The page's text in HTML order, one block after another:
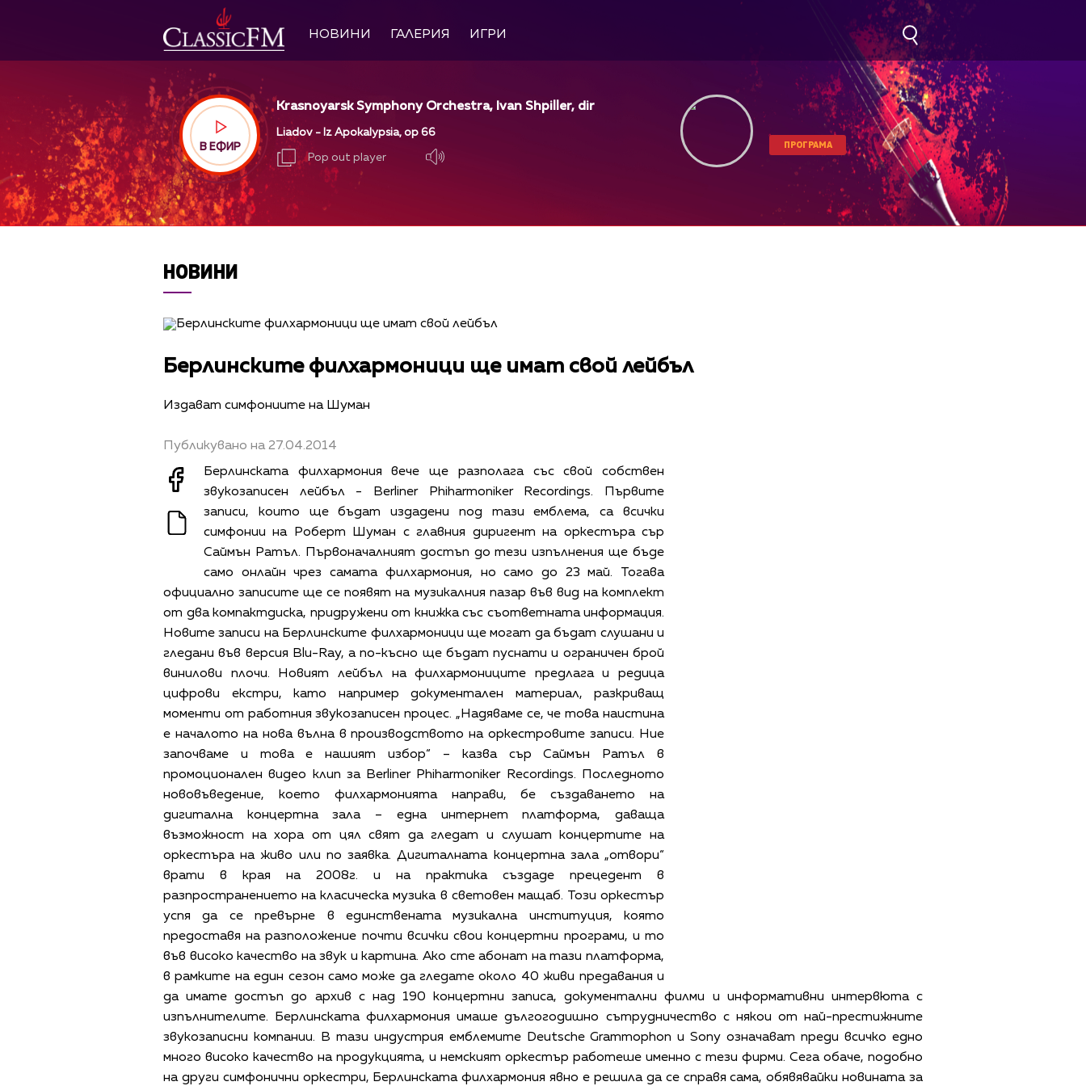
НОВИНИ ГАЛЕРИЯ ИГРИ
В ЕФИР
Krasnoyarsk Symphony Orchestra, Ivan Shpiller, dir
Liadov - Iz Apokalypsia, op 66
Pop out player
ПРОГРАМА
НОВИНИ
Берлинските филхармоници ще имат свой лейбъл
Издават симфониите на Шуман
Публикувано на 27.04.2014
Берлинската филхармония вече ще разполага със свой собствен
звукозаписен лейбъл - Berliner Phiharmoniker Recordings. Първите
записи, които ще бъдат издадени под тази емблема, са всички
симфонии на Роберт Шуман с главния диригент на оркестъра сър
Саймън Ратъл. Първоначалният достъп до тези изпълнения ще бъде
само онлайн чрез самата филхармония, но само до 23 май. Тогава
официално записите ще се появят на музикалния пазар във вид на комплект
от два компактдиска, придружени от книжка със съответната информация.
Новите записи на Берлинските филхармоници ще могат да бъдат слушани и
гледани във версия Blu-Ray, а по-късно ще бъдат пуснати и ограничен брой
винилови плочи. Новият лейбъл на филхармониците предлага и редица
цифрови екстри, като например документален материал, разкриващ
моменти от работния звукозаписен процес. „Надяваме се, че това наистина
е началото на нова вълна в производството на оркестровите записи. Ние
започваме и това е нашият избор“ – казва сър Саймън Ратъл в
промоционален видео клип за Berliner Phiharmoniker Recordings. Последното
нововъведение, което филхармонията направи, бе създаването на
дигитална концертна зала – една интернет платформа, даваща
възможност на хора от цял свят да гледат и слушат концертите на
оркестъра на живо или по заявка. Дигиталната концертна зала „отвори“
врати в края на 2008г. и на практика създаде прецедент в
разпространението на класическа музика в световен мащаб. Този оркестър
успя да се превърне в единствената музикална институция, която
предоставя на разположение почти всички свои концертни програми, и то
във високо качество на звук и картина. Ако сте абонат на тази платформа,
в рамките на един сезон само може да гледате около 40 живи предавания и
да имате достъп до архив с над 190 концертни записа, документални филми и информативни интервюта с
изпълнителите. Берлинската филхармония имаше дългогодишно сътрудничество с някои от най-престижните
звукозаписни компании. В тази индустрия емблемите Deutsche Grammophon и Sony означават преди всичко едно
много високо качество на продукцията, и немският оркестър работеше именно с тези фирми. Сега обаче, подобно
на други симфонични оркестри, Берлинската филхармония явно е решила да се справя сама, обявявайки новината за